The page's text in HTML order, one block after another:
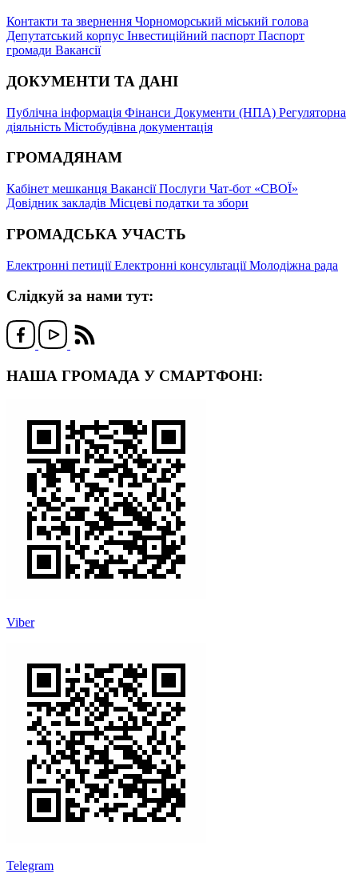
Контакти та звернення Чорноморський міський голова
Депутатський корпус Інвестиційний паспорт Паспорт
громади Вакансії
ДОКУМЕНТИ ТА ДАНІ
Публічна інформація Фінанси Документи (НПА) Регуляторна
діяльність Містобудівна документація
ГРОМАДЯНАМ
Кабінет мешканця ВакансіїПослуги Чат-бот «СВОЇ»
Довідник закладів Місцеві податки та збори
ГРОМАДСЬКА УЧАСТЬ
Електронні петиціїЕлектронні консультаціїМолодіжна рада
Слідкуй за нами тут:
НАША ГРОМАДА У СМАРТФОНІ:
Viber
Telegram